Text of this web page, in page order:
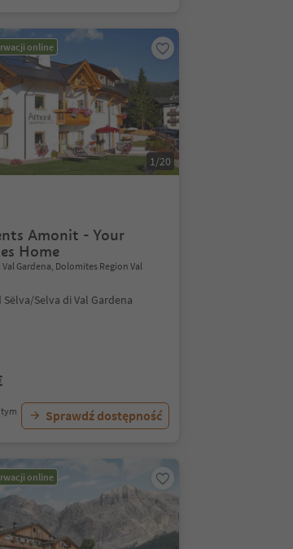
online
1/20
Amonit - Your
Home
Gardena, Dolomites Region Val
Sëlva/Selva di Val Gardena
Sprawdź dostępność
online